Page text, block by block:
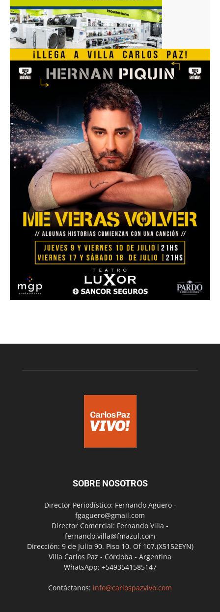
SOBRE NOSOTROS
Director Periodístico: Fernando Agüero -
fgaguero@gmail.com
Director Comercial: Fernando Villa -
fernando.villa@fmazul.com
Dirección: 9 de Julio 90. Piso 10. Of 107.(X5152EYN)
Villa Carlos Paz - Córdoba - Argentina
WhatsApp: +5493541585147
Contáctanos: info@carlospazvivo.com